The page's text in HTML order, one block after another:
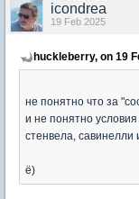
icondrea
19 Feb 2025
huckleberry, on 19
не понятно что за
и не понятно
стенвела, савинелли
ё)